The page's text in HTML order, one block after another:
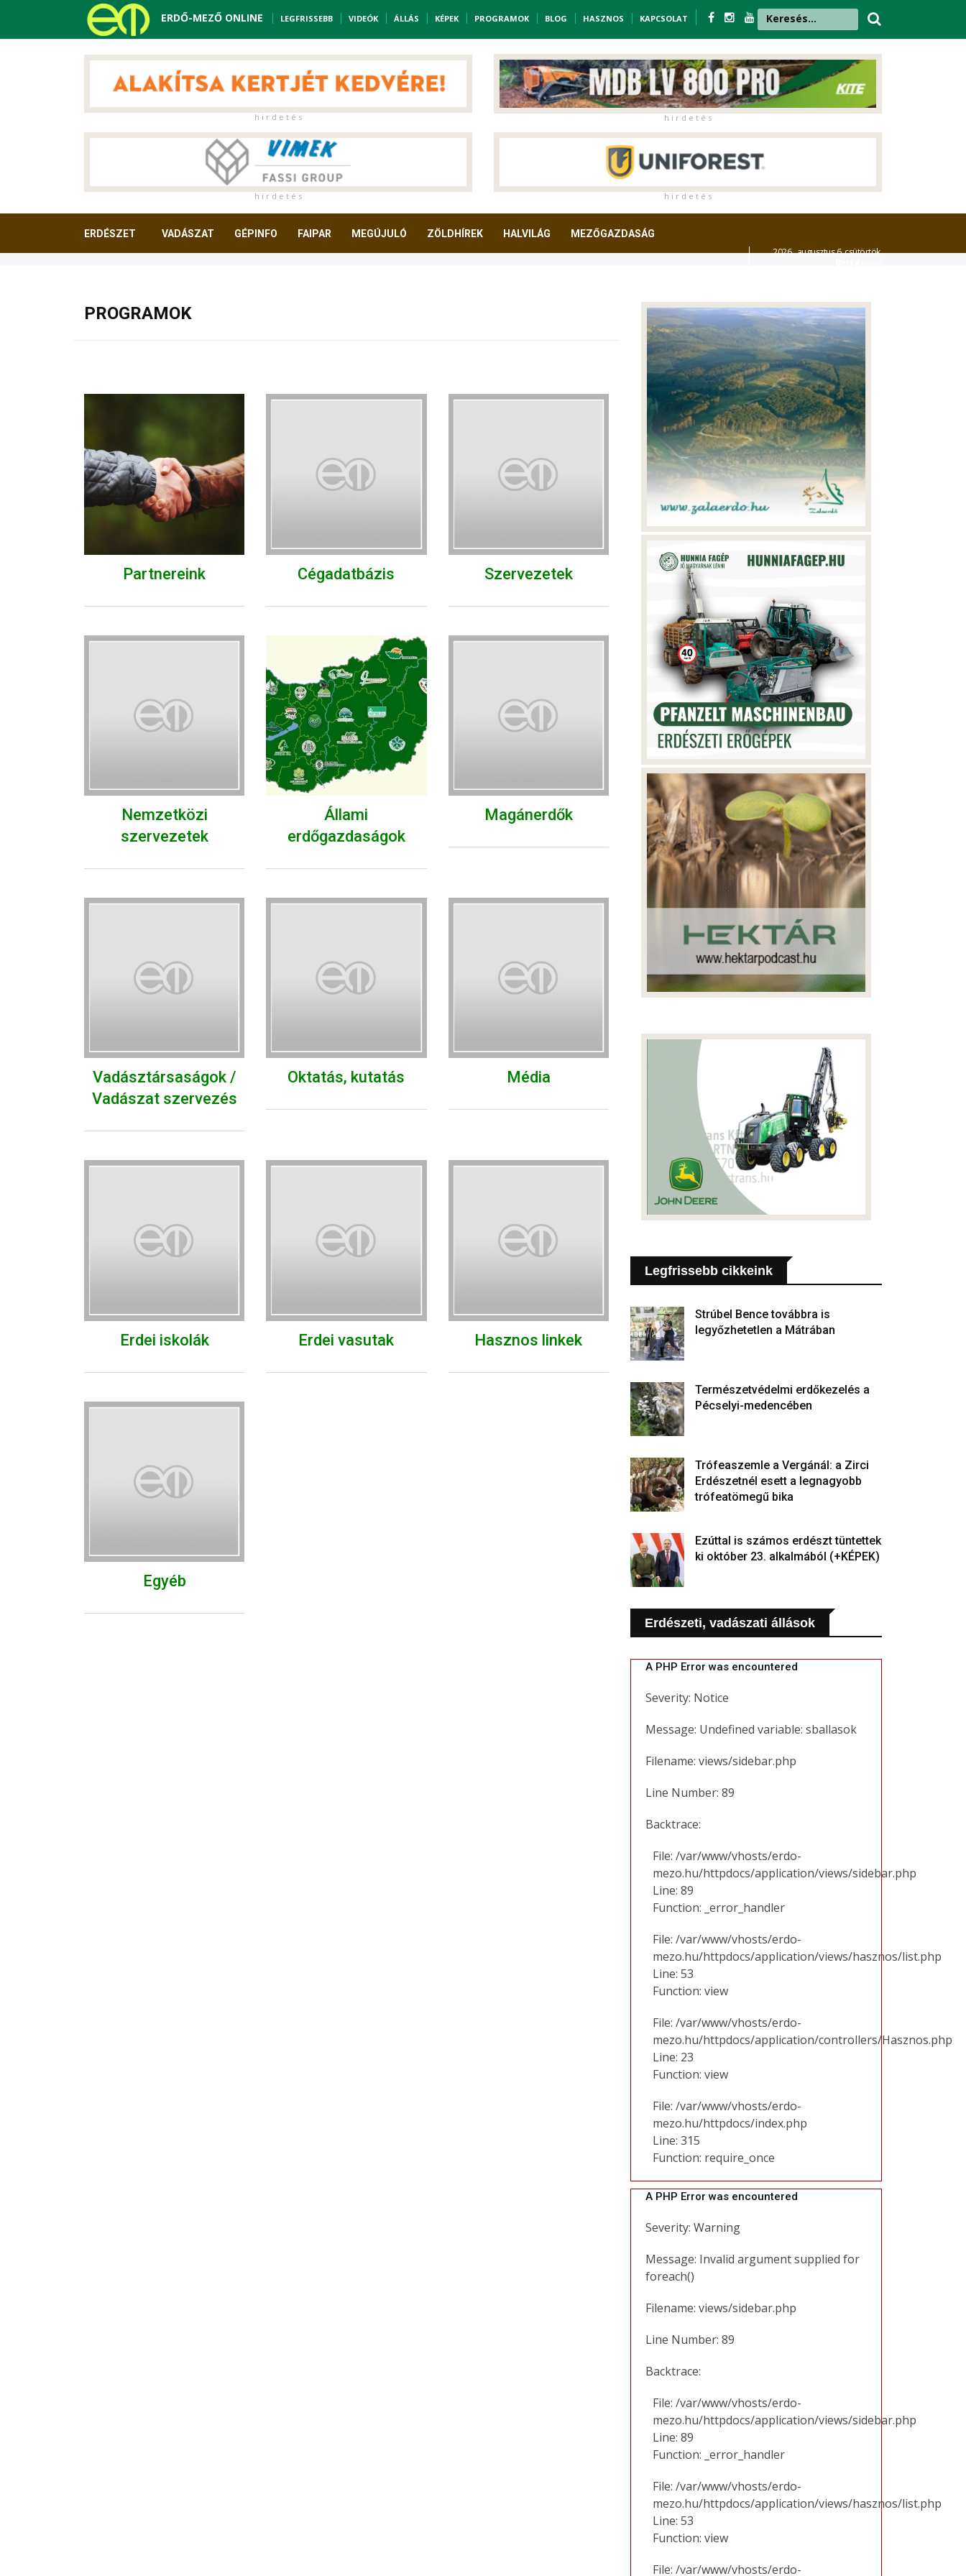
ERDŐ-MEZŐ ONLINE LEGFRISSEBB VIDEÓK ÁLLÁS KÉPEK PROGRAMOK BLOG HASZNOS KAPCSOLAT
h i r d e t é s h i r d e t é s
h i r d e t é s h i r d e t é s
ERDÉSZET VADÁSZAT GÉPINFO FAIPAR MEGÚJULÓ ZÖLDHÍREK HALVILÁG MEZŐGAZDASÁG
2026. augusztus 6. csütörtök,
PROGRAMOK
Partnereink Cégadatbázis Szervezetek
Nemzetközi
szervezetek
Állami
erdőgazdaságok
Magánerdők
Vadásztársaságok /
Vadászat szervezés
Oktatás, kutatás Média
Erdei iskolák Erdei vasutak Hasznos linkek
Egyéb
Legfrissebb cikkeink
Strúbel Bence továbbra is
legyőzhetetlen a Mátrában
Természetvédelmi erdőkezelés a
Pécselyi-medencében
Trófeaszemle a Vergánál: a Zirci
Erdészetnél esett a legnagyobb
trófeatömegű bika
Ezúttal is számos erdészt tüntettek
ki október 23. alkalmából (+KÉPEK)
Erdészeti, vadászati állások
A PHP Error was encountered
Severity: Notice
Message: Undefined variable: sballasok
Filename: views/sidebar.php
Line Number: 89
Backtrace:
File: /var/www/vhosts/erdo-
mezo.hu/httpdocs/application/views/sidebar.php
Line: 89
Function: _error_handler
File: /var/www/vhosts/erdo-
mezo.hu/httpdocs/application/views/hasznos/list.php
Line: 53
Function: view
File: /var/www/vhosts/erdo-
mezo.hu/httpdocs/application/controllers/Hasznos.php
Line: 23
Function: view
File: /var/www/vhosts/erdo-
mezo.hu/httpdocs/index.php
Line: 315
Function: require_once
A PHP Error was encountered
Severity: Warning
Message: Invalid argument supplied for
foreach()
Filename: views/sidebar.php
Line Number: 89
Backtrace:
File: /var/www/vhosts/erdo-
mezo.hu/httpdocs/application/views/sidebar.php
Line: 89
Function: _error_handler
File: /var/www/vhosts/erdo-
mezo.hu/httpdocs/application/views/hasznos/list.php
Line: 53
Function: view
File: /var/www/vhosts/erdo-